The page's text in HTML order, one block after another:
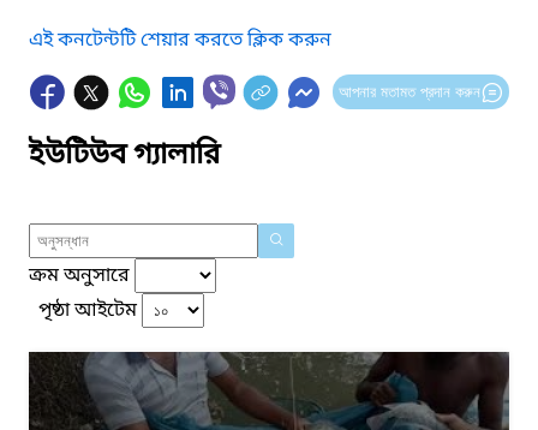
এই কনটেন্টটি শেয়ার করতে ক্লিক করুন
আপনার মতামত প্রদান করুন
ইউটিউব গ্যালারি
ক্রম অনুসারে
পৃষ্ঠা আইটেম